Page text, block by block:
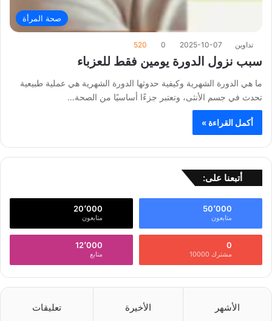
صحة المرأة
تداوين 2025-10-07
0
520
سبب نزول الدورة يومين فقط للعزباء
ما هي الدورة الشهرية وكيفية حدوثها الدورة الشهرية هي عملية طبيعية
تحدث في جسم الأنثى، وتعتبر جزءًا أساسيًا من الصحة…
أكمل القراءة »
أتبعنا على:
50٬000
متابعون
20٬000
متابعون
0
مشترك 10000
12٬000
متابع
الأشهر الأخيرة تعليقات